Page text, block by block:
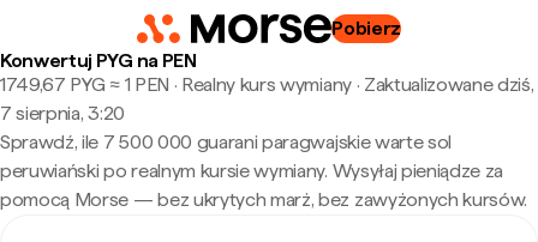
Pobierz
Konwertuj PYG na PEN
1749,67 PYG ≈ 1 PEN · Realny kurs wymiany· Zaktualizowane dziś,
7 sierpnia, 3:20
Sprawdź, ile 7 500 000 guarani paragwajskie warte sol
peruwiański po realnym kursie wymiany. Wysyłaj pieniądze za
pomocą Morse — bez ukrytych marż, bez zawyżonych kursów.